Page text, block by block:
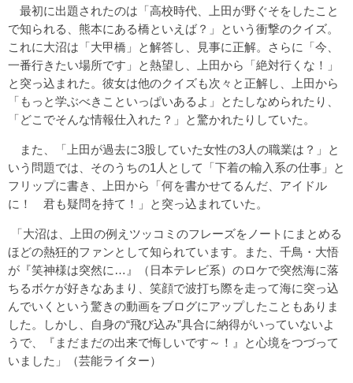
最初に出題されたのは「高校時代、上田が野ぐそをしたこと
で知られる、熊本にある橋といえば？」という衝撃のクイズ。
これに大沼は「大甲橋」と解答し、見事に正解。さらに「今、
一番行きたい場所です」と熱望し、上田から「絶対行くな！」
と突っ込まれた。彼女は他のクイズも次々と正解し、上田から
「もっと学ぶべきこといっぱいあるよ」とたしなめられたり、
「どこでそんな情報仕入れた？」と驚かれたりしていた。
また、「上田が過去に3股していた女性の3人の職業は？」と
いう問題では、そのうちの1人として「下着の輸入系の仕事」と
フリップに書き、上田から「何を書かせてるんだ、アイドル
に！ 君も疑問を持て！」と突っ込まれていた。
「大沼は、上田の例えツッコミのフレーズをノートにまとめる
ほどの熱狂的ファンとして知られています。また、千鳥・大悟
が『笑神様は突然に…』（日本テレビ系）のロケで突然海に落
ちるボケが好きなあまり、笑顔で波打ち際を走って海に突っ込
んでいくという驚きの動画をブログにアップしたこともありま
した。しかし、自身の“飛び込み”具合に納得がいっていないよ
うで、『まだまだの出来で悔しいです～！』と心境をつづって
いました」（芸能ライター）